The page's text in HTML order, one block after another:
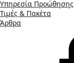
Υπηρεσία Προώθησης
Τιμές & Πακέτα
Άρθρα